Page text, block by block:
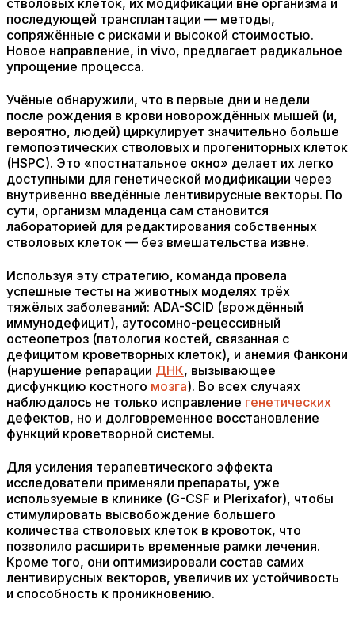
стволовых клеток, их модификации вне организма и
последующей трансплантации — методы,
сопряжённые с рисками и высокой стоимостью.
Новое направление, in vivo, предлагает радикальное
упрощение процесса.
Учёные обнаружили, что в первые дни и недели
после рождения в крови новорождённых мышей (и,
вероятно, людей) циркулирует значительно больше
гемопоэтических стволовых и прогениторных клеток
(HSPC). Это «постнатальное окно» делает их легко
доступными для генетической модификации через
внутривенно введённые лентивирусные векторы. По
сути, организм младенца сам становится
лабораторией для редактирования собственных
стволовых клеток — без вмешательства извне.
Используя эту стратегию, команда провела
успешные тесты на животных моделях трёх
тяжёлых заболеваний: ADA-SCID (врождённый
иммунодефицит), аутосомно-рецессивный
остеопетроз (патология костей, связанная с
дефицитом кроветворных клеток), и анемия Фанкони
(нарушение репарации ДНК, вызывающее
дисфункцию костного мозга). Во всех случаях
наблюдалось не только исправление генетических
дефектов, но и долговременное восстановление
функций кроветворной системы.
Для усиления терапевтического эффекта
исследователи применяли препараты, уже
используемые в клинике (G-CSF и Plerixafor), чтобы
стимулировать высвобождение большего
количества стволовых клеток в кровоток, что
позволило расширить временные рамки лечения.
Кроме того, они оптимизировали состав самих
лентивирусных векторов, увеличив их устойчивость
и способность к проникновению.